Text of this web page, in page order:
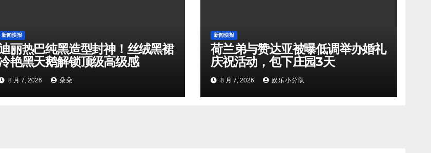
新闻快报
丽热巴纯黑造型封神！丝绒黑裙
艳黑天鹅解锁顶级高级感
8 月 7, 2026 朵朵
新闻快报
荷兰弟与赞达亚被曝低调举办婚礼
庆祝活动，包下庄园3天
8 月 7, 2026 娱乐小分队